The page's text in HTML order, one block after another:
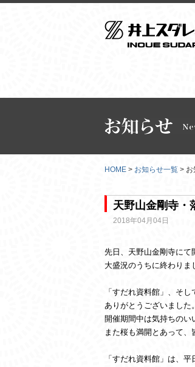
HOME > お知らせ一覧 > お
天野山金剛寺
2018年04月04日
先日、天野山金剛寺にて
大盛況のうちに終わりま
「すだれ資料館」、そ
ありがとうございました。
開催期間中は気持ちのい
また桜も満開とあって、
「すだれ資料館」は、平